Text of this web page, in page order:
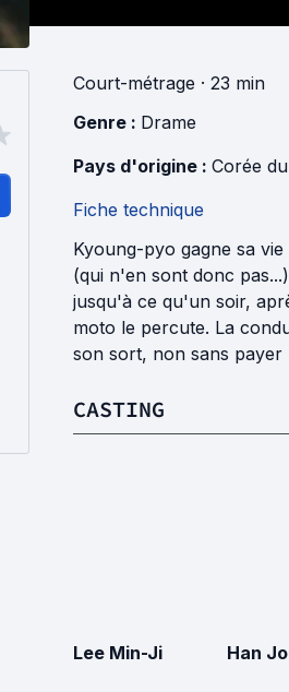
Court-métrage · 23 min
Genre : Drame
Pays d'origine : Corée
Fiche technique
Kyoung-pyo gagne sa
(qui n'en sont donc
jusqu'à ce qu'un soir,
moto le percute. La
son sort, non sans payer
CASTING
Lee Min-Ji Han